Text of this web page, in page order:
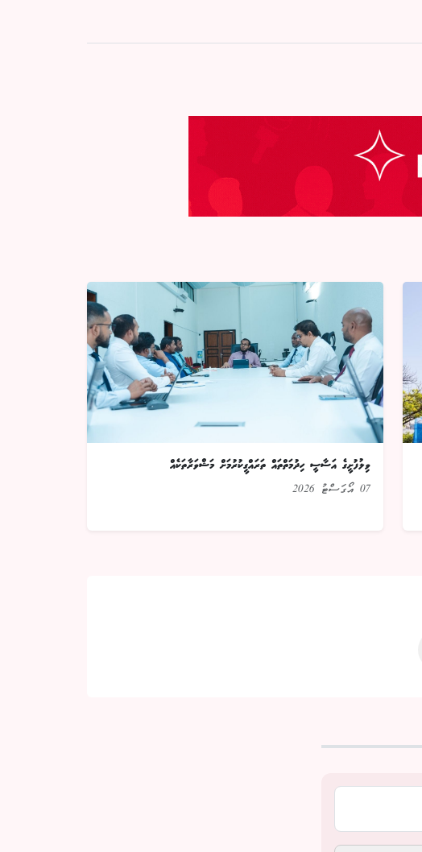
ވިލުފުށީގެ އަސާސީ ހިދުމަތްތައް ތަރައްގީކުރުމަށް މަޝްވަރާތަކެއް
07 އޯގަސްޓު 2026